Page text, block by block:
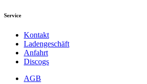
Service
Kontakt
Ladengeschäft
Anfahrt
Discogs
AGB